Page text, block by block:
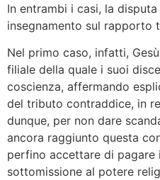
In entrambi i casi, la
insegnamento sul rapporto
Nel primo caso, infatti,
filiale della quale i suoi
coscienza, affermando
del tributo contraddice, in
dunque, per non dare
ancora raggiunto questa
perfino accettare di
sottomissione al potere